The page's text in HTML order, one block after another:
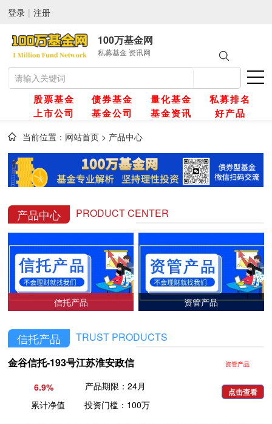
登录 | 注册
100万基金网
私募基金 资讯网
股票基金 债券基金 量化基金
私募排名
上市公司
基金公司 基金资讯 好产品
当前位置： 网站首页 > 产品中心
产品中心 PRODUCT CENTER
信托产品 资管产品
信托产品
TRUST PRODUCTS
金谷信托-193号江苏淮安政信
资管产品
6.9%
产品期限：24月
累计净值 投资门槛：100万
点击查看